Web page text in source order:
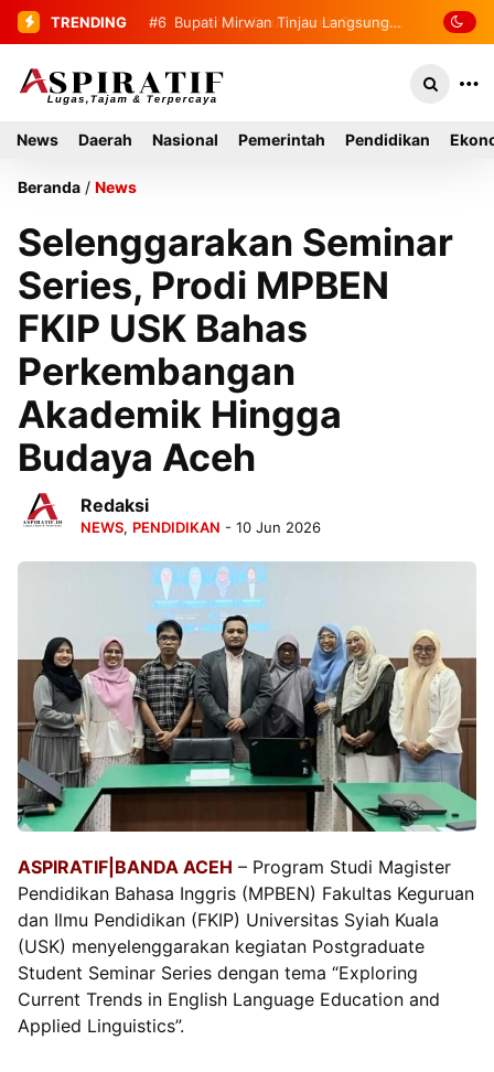
TRENDING #7 Karang Taruna Aceh Selatan
News Daerah Nasional Pemerintah Pendidikan
Beranda / News
Selenggarakan Seminar
Series, Prodi MPBEN
FKIP USK Bahas
Perkembangan
Akademik Hingga
Budaya Aceh
Redaksi
NEWS, PENDIDIKAN - 10 Jun 2026
ASPIRATIF|BANDA ACEH – Program Studi Magister
Pendidikan Bahasa Inggris (MPBEN) Fakultas Keguruan
dan Ilmu Pendidikan (FKIP) Universitas Syiah Kuala
(USK) menyelenggarakan kegiatan Postgraduate
Student Seminar Series dengan tema “Exploring
Current Trends in English Language Education and
Applied Linguistics”.